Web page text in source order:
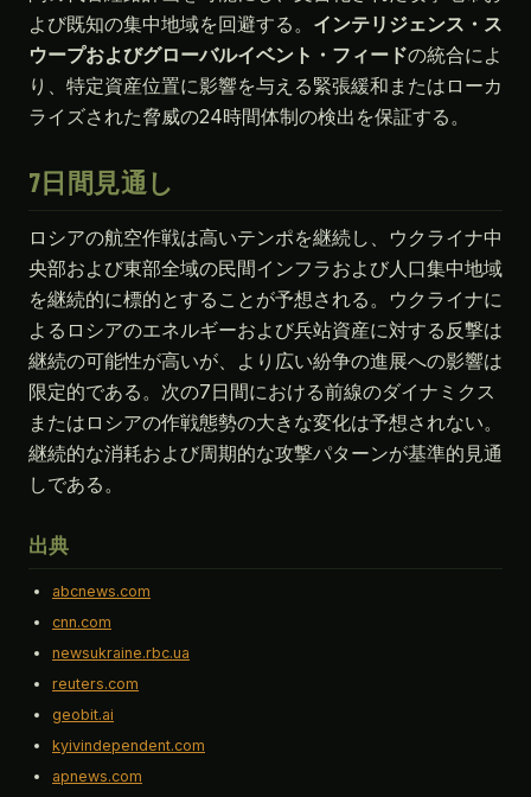
よび既知の集中地域を回避する。 インテリジェンス・ス
ウープおよびグローバルイベント・フィードの統合によ
り、特定資産位置に影響を与える緊張緩和またはローカ
ライズされた脅威の24時間体制の検出を保証する。
7日間見通し
ロシアの航空作戦は高いテンポを継続し、ウクライナ中
央部および東部全域の民間インフラおよび人口集中地域
を継続的に標的とすることが予想される。ウクライナに
よるロシアのエネルギーおよび兵站資産に対する反撃は
継続の可能性が高いが、より広い紛争の進展への影響は
限定的である。次の7日間における前線のダイナミクス
またはロシアの作戦態勢の大きな変化は予想されない。
継続的な消耗および周期的な攻撃パターンが基準的見通
しである。
出典
abcnews.com
cnn.com
newsukraine.rbc.ua
reuters.com
geobit.ai
kyivindependent.com
apnews.com